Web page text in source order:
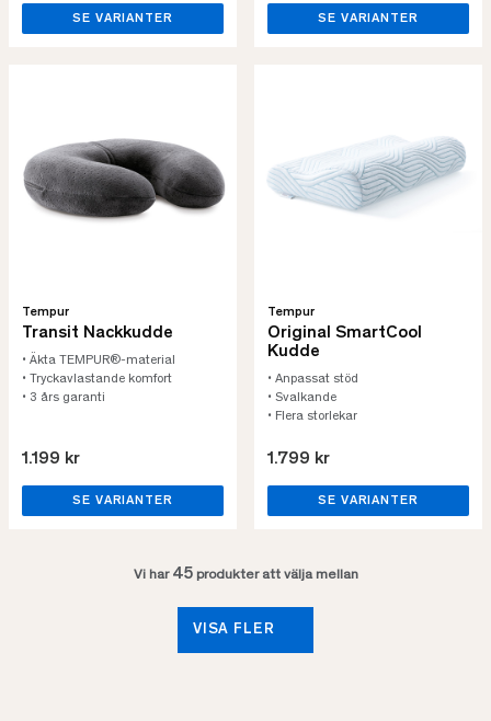
SE VARIANTER SE VARIANTER
Tempur
Transit Nackkudde
• Äkta TEMPUR®-material
• Tryckavlastande komfort
• 3 års garanti
1.199 kr
SE VARIANTER
Tempur
Original SmartCool
Kudde
• Anpassat stöd
• Svalkande
• Flera storlekar
1.799 kr
SE VARIANTER
Vi har 45produkter att välja mellan
VISA FLER